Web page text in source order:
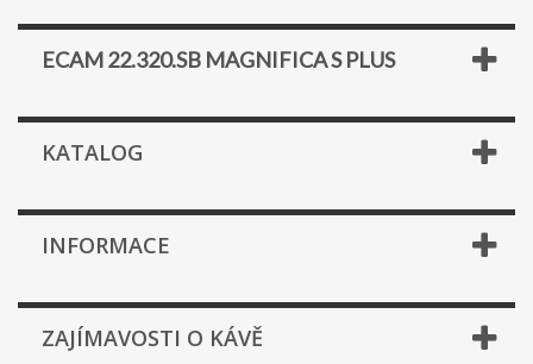
ECAM 22.320.SB MAGNIFICA S PLUS
KATALOG
INFORMACE
ZAJÍMAVOSTI O KÁVĚ